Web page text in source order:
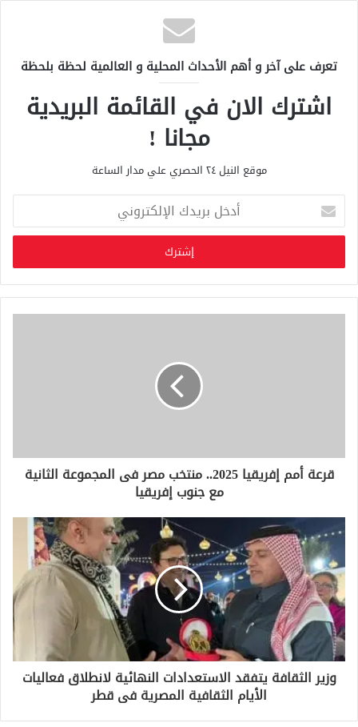
تعرف على آخر و أهم الأحداث المحلية و العالمية لحظة بلحظة
اشترك الان في القائمة البريدية
مجانا !
موقع النيل ٢٤ الحصري علي مدار الساعة
خ
ب
ر
ي
ر
قرعة أمم إفريقيا 2025.. منتخب مصر فى المجموعة الثانية
مع جنوب إفريقيا
وزير الثقافة يتفقد الاستعدادات النهائية لانطلاق فعاليات
الأيام الثقافية المصرية فى قطر